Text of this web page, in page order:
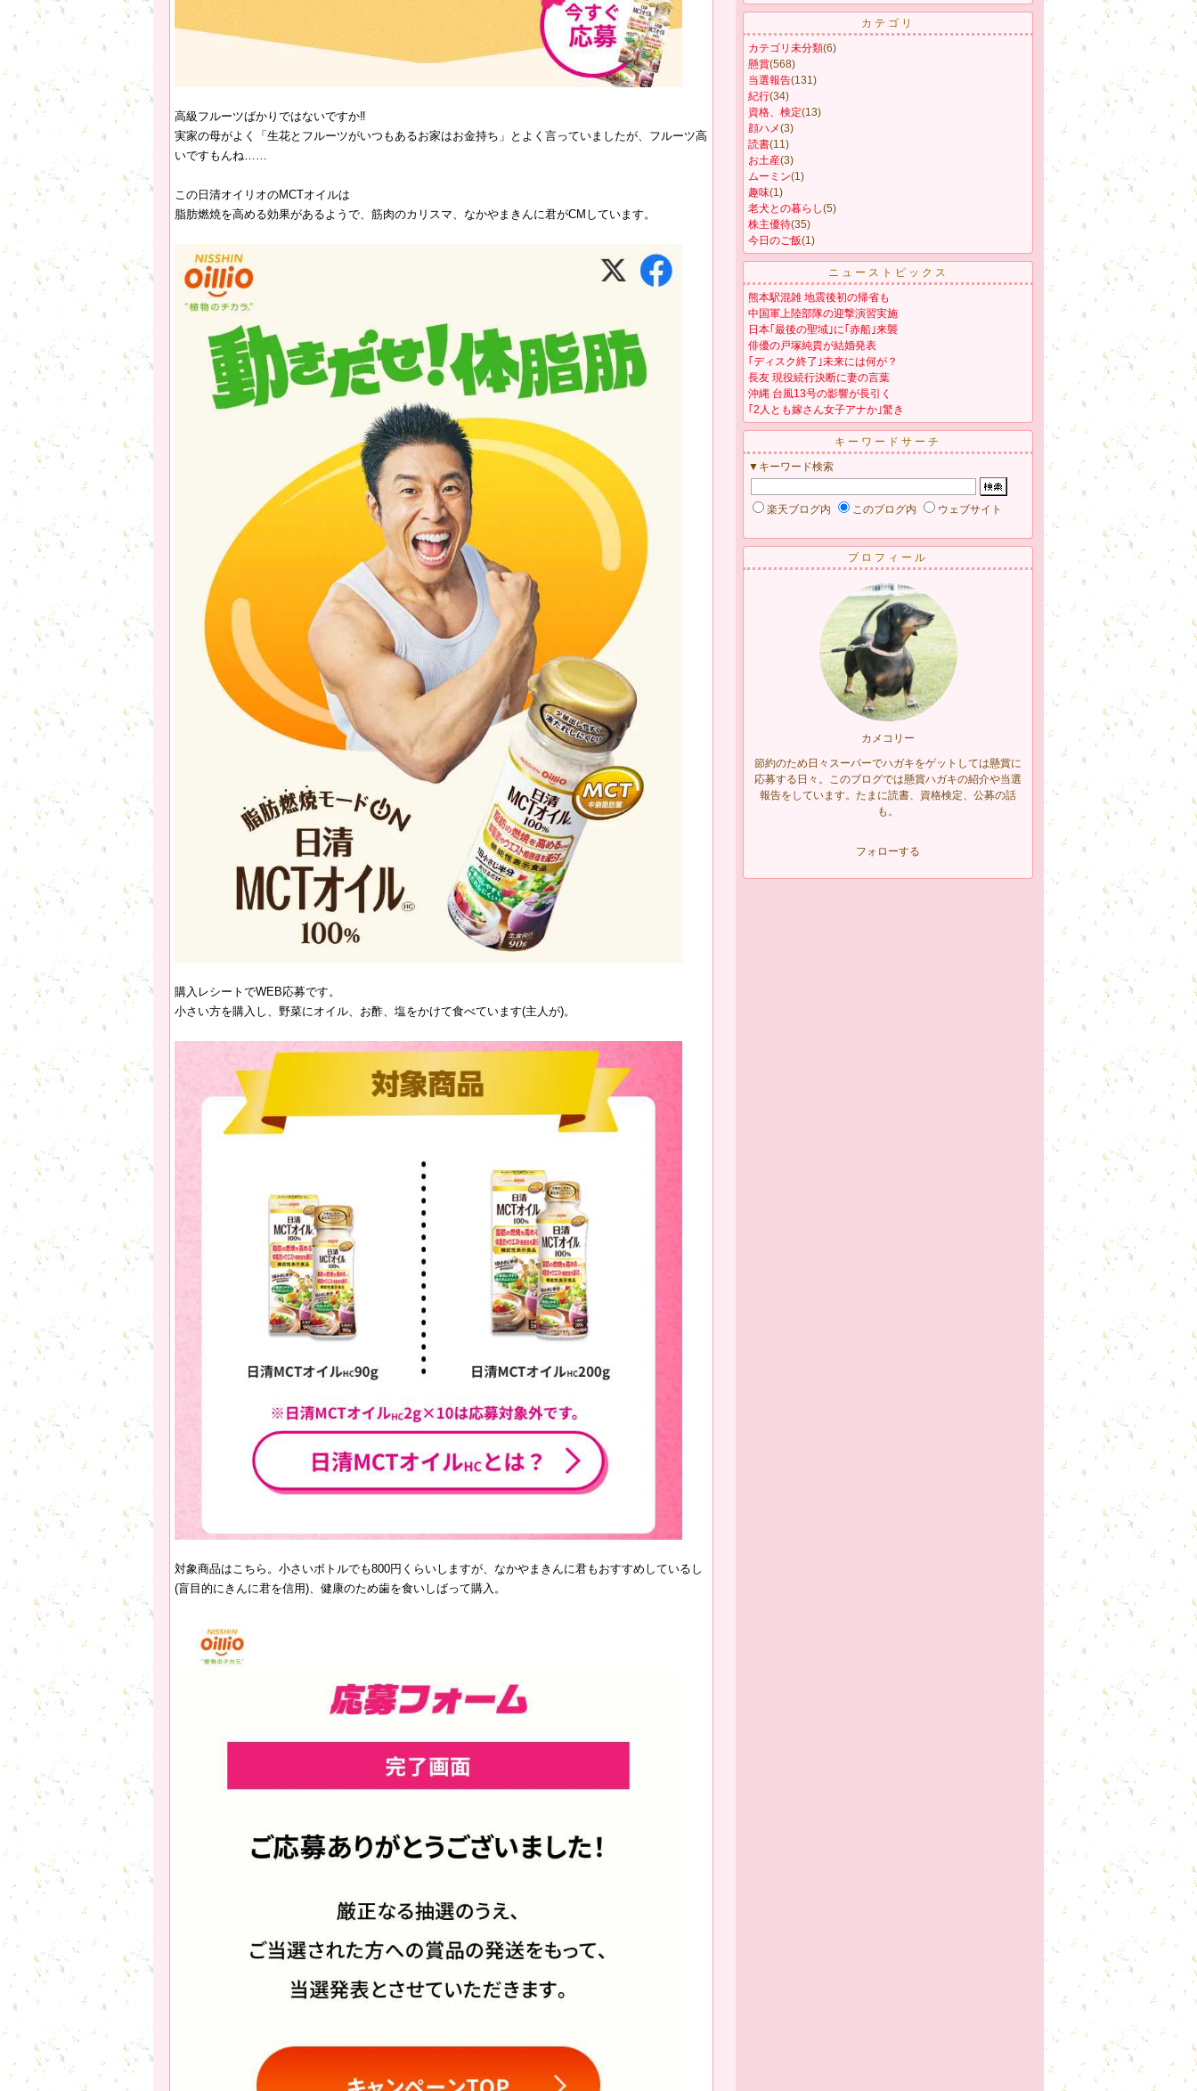
高級フルーツばかりではないですか‼️
実家の母がよく「生花とフルーツがいつもあるお家はお金持ち」とよく言っていましたが、フルーツ高
いですもんね……
この日清オイリオのMCTオイルは
脂肪燃焼を高める効果があるようで、筋肉のカリスマ、なかやまきんに君がCMしています。
購入レシートでWEB応募です。
小さい方を購入し、野菜にオイル、お酢、塩をかけて食べています(主人が)。
対象商品はこちら。小さいボトルでも800円くらいしますが、なかやまきんに君もおすすめしているし
(盲目的にきんに君を信用)、健康のため歯を食いしばって購入。
カテゴリ
カテゴリ未分類(6)
懸賞(568)
当選報告(131)
紀行(34)
資格、検定(13)
顔ハメ(3)
読書(11)
お土産(3)
ムーミン(1)
趣味(1)
老犬との暮らし(5)
株主優待(35)
今日のご飯(1)
ニューストピックス
熊本駅混雑 地震後初の帰省も
中国軍上陸部隊の迎撃演習実施
日本｢最後の聖域｣に｢赤船｣来襲
俳優の戸塚純貴が結婚発表
｢ディスク終了｣未来には何が？
長友 現役続行決断に妻の言葉
沖縄 台風13号の影響が長引く
｢2人とも嫁さん女子アナか｣驚き
キーワードサーチ
▼キーワード検索
楽天ブログ内 このブログ内 ウェブサイト
プロフィール
カメコリー
節約のため日々スーパーでハガキをゲットしては懸賞に
応募する日々。このブログでは懸賞ハガキの紹介や当選
報告をしています。たまに読書、資格検定、公募の話
も。
フォローする